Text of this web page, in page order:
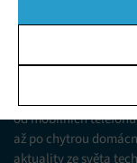
pomocí přepínačů v
Spravovat souhlas
Ukládání a/nebo
publiku
různých zdrojů.
Jsme web zajímající
od mobilních
až po chytrou
aktuality ze světa